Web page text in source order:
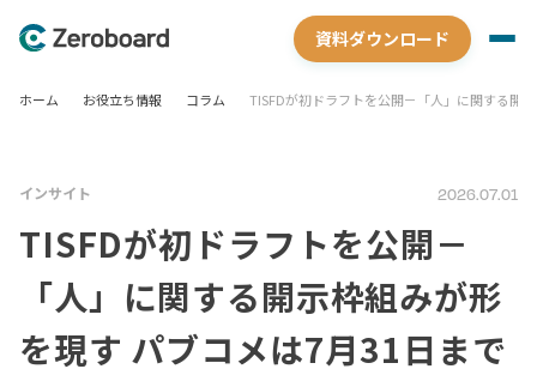
資料ダウンロード
ホーム お役立ち情報 コラム TISFDが初ドラフトを公開－「人」に関する開
インサイト 2026.07.01
TISFDが初ドラフトを公開－
「人」に関する開示枠組みが形
を現す パブコメは7月31日まで